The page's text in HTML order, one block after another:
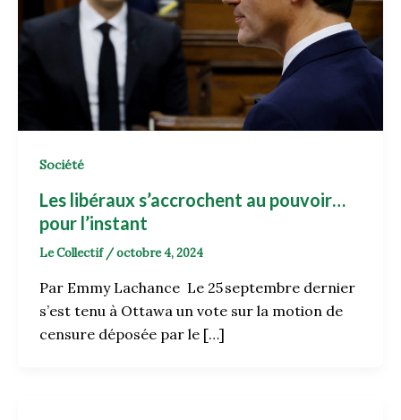
Société
Les libéraux s’accrochent au pouvoir…
pour l’instant
Le Collectif /octobre 4, 2024
Par Emmy Lachance Le 25 septembre dernier
s’est tenu à Ottawa un vote sur la motion de
censure déposée par le […]